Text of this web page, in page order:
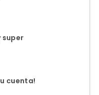
super
cuenta!